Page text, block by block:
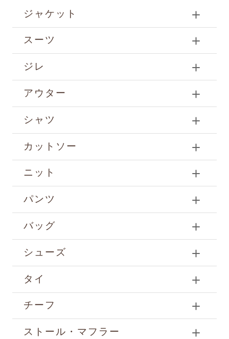
ジャケット
スーツ
ジレ
アウター
シャツ
カットソー
ニット
パンツ
バッグ
シューズ
タイ
チーフ
ストール・マフラー